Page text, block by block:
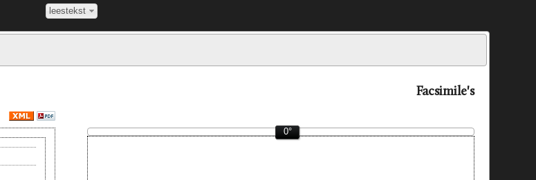
leestekst
Facsimile's
0°